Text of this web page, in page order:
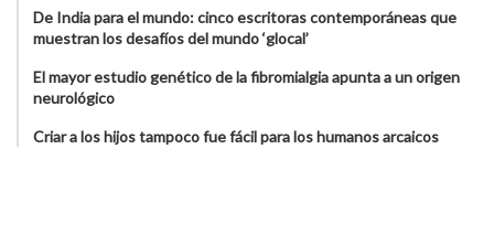
De India para el mundo: cinco escritoras contemporáneas que
muestran los desafíos del mundo ‘glocal’
El mayor estudio genético de la fibromialgia apunta a un origen
neurológico
Criar a los hijos tampoco fue fácil para los humanos arcaicos